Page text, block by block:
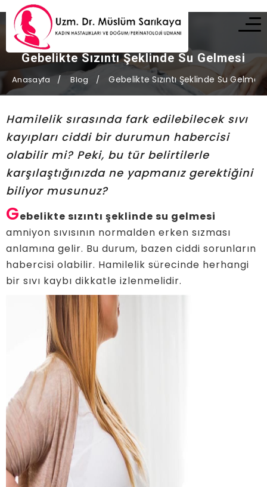
Gebelikte Sızıntı Şeklinde Su Gelmesi
Anasayfa Blog Gebelikte Sızıntı Şeklinde Su Gelmesi
Hamilelik sırasında fark edilebilecek sıvı
kayıpları ciddi bir durumun habercisi
olabilir mi? Peki, bu tür belirtilerle
karşılaştığınızda ne yapmanız gerektiğini
biliyor musunuz?
Gebelikte sızıntı şeklinde su gelmesi
amniyon sıvısının normalden erken sızması
anlamına gelir. Bu durum, bazen ciddi sorunların
habercisi olabilir. Hamilelik sürecinde herhangi
bir sıvı kaybı dikkatle izlenmelidir.